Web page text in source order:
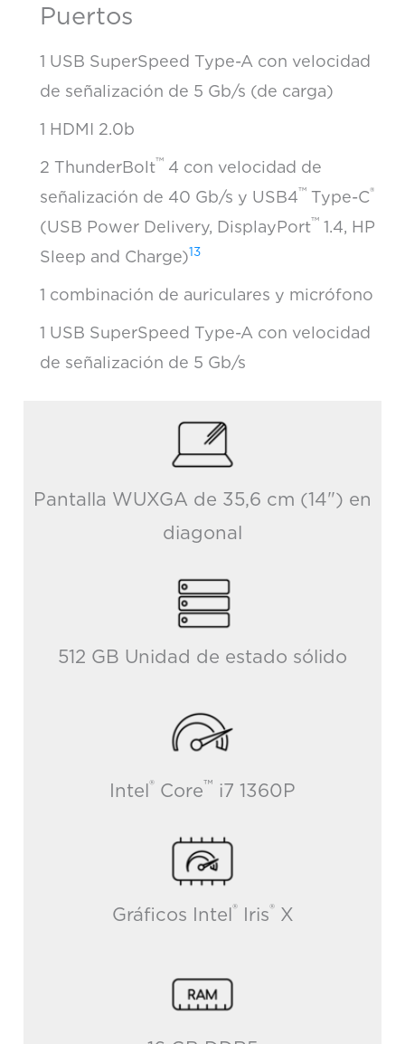
Puertos
1 USB SuperSpeed Type-A con velocidad
de señalización de 5 Gb/s (de carga)
1 HDMI 2.0b
2 ThunderBolt™ 4 con velocidad de
señalización de 40 Gb/s y USB4™ Type-C®
(USB Power Delivery, DisplayPort™ 1.4, HP
Sleep and Charge)13
1 combinación de auriculares y micrófono
1 USB SuperSpeed Type-A con velocidad
de señalización de 5 Gb/s
Pantalla WUXGA de 35,6 cm (14") en
diagonal
512 GB Unidad de estado sólido
Intel® Core™ i7 1360P
Gráficos Intel®Iris®X